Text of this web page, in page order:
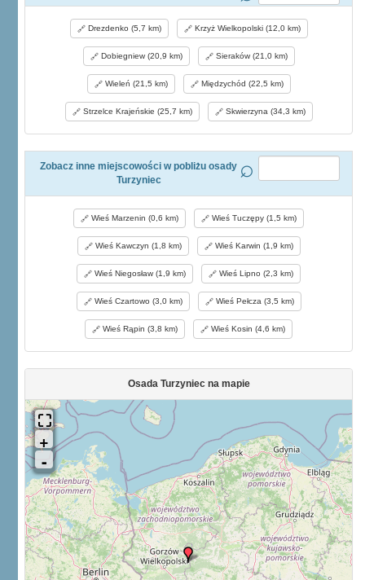
Drezdenko (5,7 km) Krzyż Wielkopolski (12,0 km)
Dobiegniew (20,9 km) Sieraków (21,0 km)
Wieleń (21,5 km) Międzychód (22,5 km)
Strzelce Krajeńskie (25,7 km) Skwierzyna (34,3 km)
Zobacz inne miejscowości w pobliżu osady
Turzyniec
Wieś Marzenin (0,6 km) Wieś Tuczępy (1,5 km)
Wieś Kawczyn (1,8 km) Wieś Karwin (1,9 km)
Wieś Niegosław (1,9 km) Wieś Lipno (2,3 km)
Wieś Czartowo (3,0 km) Wieś Pełcza (3,5 km)
Wieś Rąpin (3,8 km) Wieś Kosin (4,6 km)
Osada Turzyniec na mapie